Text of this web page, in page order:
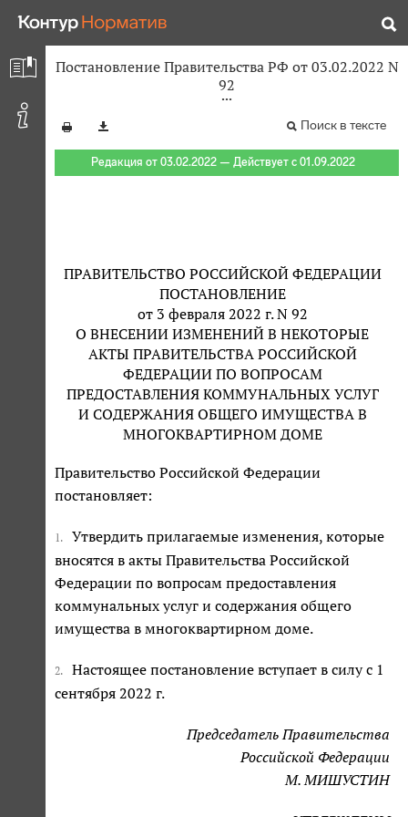
Постановление Правительства РФ от 03.02.2022 N
92
Поиск в тексте
Редакция от 03.02.2022 — Действует с 01.09.2022
ПРАВИТЕЛЬСТВО РОССИЙСКОЙ ФЕДЕРАЦИИ
ПОСТАНОВЛЕНИЕ
от 3 февраля 2022 г. N 92
О ВНЕСЕНИИ ИЗМЕНЕНИЙ В НЕКОТОРЫЕ
АКТЫ ПРАВИТЕЛЬСТВА РОССИЙСКОЙ
ФЕДЕРАЦИИ ПО ВОПРОСАМ
ПРЕДОСТАВЛЕНИЯ КОММУНАЛЬНЫХ УСЛУГ
И СОДЕРЖАНИЯ ОБЩЕГО ИМУЩЕСТВА В
МНОГОКВАРТИРНОМ ДОМЕ
Правительство Российской Федерации
постановляет:
1.
Утвердить прилагаемые изменения, которые
вносятся в акты Правительства Российской
Федерации по вопросам предоставления
коммунальных услуг и содержания общего
имущества в многоквартирном доме.
2.
Настоящее постановление вступает в силу с 1
сентября 2022 г.
Председатель Правительства
Российской Федерации
М. МИШУСТИН